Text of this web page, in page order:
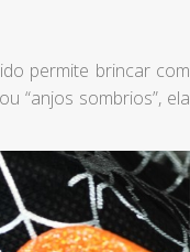
permite brincar com
“anjos sombrios”, ela